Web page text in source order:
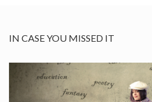
IN CASE YOU MISSED IT